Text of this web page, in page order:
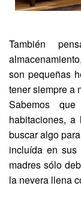
También
son pequeñas
tener siempre a
Sabemos
habitaciones,
buscar algo
incluída en sus
madres sólo
la nevera llena